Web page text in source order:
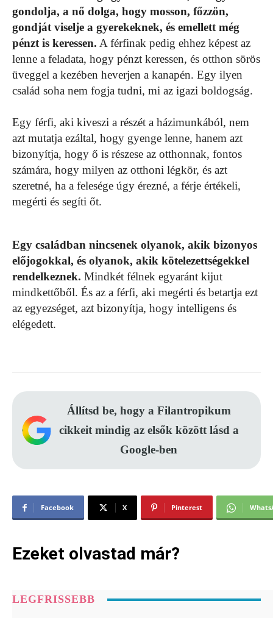
gondolja, a nő dolga, hogy mosson, főzzön,
gondját viselje a gyerekeknek, és emellett még
pénzt is keressen. A férfinak pedig ehhez képest az
lenne a feladata, hogy pénzt keressen, és otthon sörös
üveggel a kezében heverjen a kanapén. Egy ilyen
család soha nem fogja tudni, mi az igazi boldogság.
Egy férfi, aki kiveszi a részét a házimunkából, nem
azt mutatja ezáltal, hogy gyenge lenne, hanem azt
bizonyítja, hogy ő is részese az otthonnak, fontos
számára, hogy milyen az otthoni légkör, és azt
szeretné, ha a felesége úgy érezné, a férje értékeli,
megérti és segíti őt.
Egy családban nincsenek olyanok, akik bizonyos
előjogokkal, és olyanok, akik kötelezettségekkel
rendelkeznek. Mindkét félnek egyaránt kijut
mindkettőből. És az a férfi, aki megérti és betartja ezt
az egyezséget, azt bizonyítja, hogy intelligens és
elégedett.
Állítsd be, hogy a Filantropikum
cikkeit mindig az elsők között lásd a
Google-ben
Facebook X Pinterest
Ezeket olvastad már?
LEGFRISSEBB